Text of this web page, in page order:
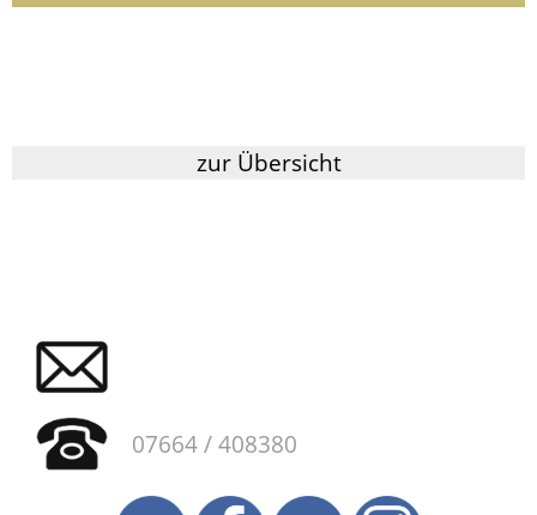
zur Übersicht
07664 / 408380